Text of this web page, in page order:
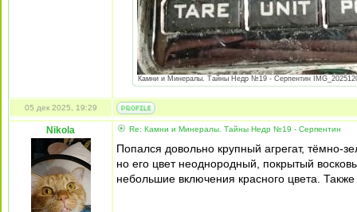
Камни и Минералы. Тайны Недр №19 - Серпентин
05 дек 2025, 19:29
Nikola Re: Камни и Минералы. Тайны Недр №19 - Серпентин
Попался довольно крупный агрегат, тёмно-
но его цвет неоднородный, покрытый
небольшие включения красного цвета.